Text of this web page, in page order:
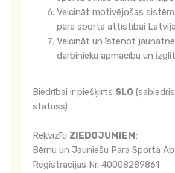
Veicināt motivējošas
para sporta attīstībai
Veicināt un īstenot
darbinieku apmācību un
Biedrībai ir piešķirts SLO
statuss)
Rekvizīti ZIEDOJUMIEM:
Bērnu un Jauniešu Para Sporta
Reģistrācijas Nr. 40008289861